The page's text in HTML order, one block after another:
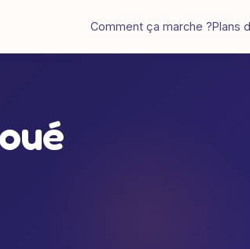
Comment ça marche ?Plans